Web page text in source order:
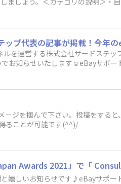
にとって大変嬉しいお知らせでし
自己紹介を書くことで他のセラ
こんなコミュニケーションをした
： ”初めて売れた”・”今日は〇
気軽にメンバーにシェアしてみま
好き・嫌い”、”こんなサービス
。・雑談： 上記カテゴリでカバ
ームがうざ過ぎる”等、その時々
するページです。eBay サポート
やマッチング・Zoomでの講義
Zoomでの講義、eBayに関する最
ます。（※検索も可能です。）問
の編集が可能です。「プロフィー
開されません。 ＜交流広場（掲示
ます。投稿しよう！[投稿する]か
プ代表の記事が掲載！今年
を運営する株式会社サードステッ
お知らせいたします☺eBayサポー
ジを掴んで下さい。投稿をする
ることが可能です(^^)/
Awards 2021」で「
嬉しいお知らせです♪eBayサポー